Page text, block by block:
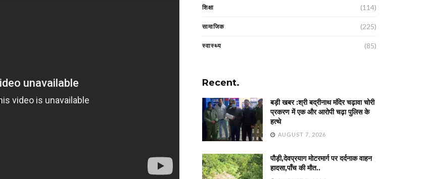
शिक्षा (114)
सामाजिक (225)
स्वास्थ्य (85)
Recent.
बड़ी खबर :श्री बद्रीनाथ मंदिर चढ़ावा चोरी
प्रकरण में एक और आरोपी चढ़ा पुलिस के
हत्थे
AUGUST 7, 2026
पौड़ी,देवप्रयाग मोटरमार्ग पर दर्दनाक वाहन
हादसा,पाँच की मौत..